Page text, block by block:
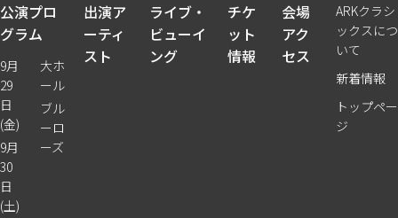
公演プロ
グラム
9月
29
日
(金)
9月
30
日
(土)
大ホ
ール
ブル
ーロ
ーズ
出演ア
ーティ
スト
ライブ・
ビューイ
ング
チケ
ット
情報
会場
アク
セス
ARKクラシ
ックスにつ
いて
新着情報
トップペー
ジ